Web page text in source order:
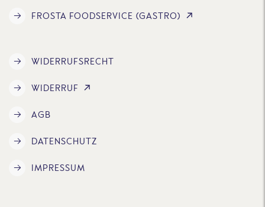
FROSTA FOODSERVICE (GASTRO)
WIDERRUFSRECHT
WIDERRUF
AGB
DATENSCHUTZ
IMPRESSUM